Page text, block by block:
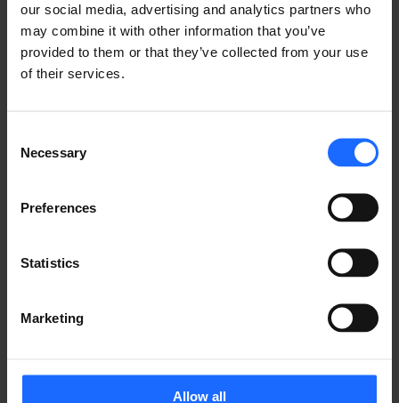
our social media, advertising and analytics partners who
may combine it with other information that you’ve
provided to them or that they’ve collected from your use
of their services.
Selection
Necessary
Preferences
Statistics
Marketing
Allow all
ンターネットを備える
次は、バックアップ電源とインターネット接続を同時に
カのパートナ企業が手がける）を僻地のガソリンスタン
ドに導入した事例です。導入にあたり、下記二つの課題